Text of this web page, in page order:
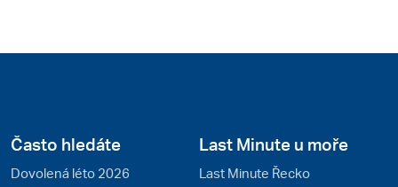
Často hledáte
Dovolená léto 2026
Last Minute u moře
Last Minute Řecko